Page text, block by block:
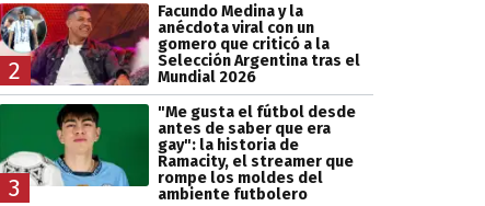
2
Facundo Medina y la
anécdota viral con un
gomero que criticó a la
Selección Argentina tras el
Mundial 2026
3
"Me gusta el fútbol desde
antes de saber que era
gay": la historia de
Ramacity, el streamer que
rompe los moldes del
ambiente futbolero